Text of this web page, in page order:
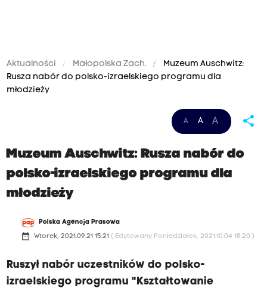
Aktualności Małopolska Zach.
Muzeum Auschwitz:
Rusza nabór do polsko-izraelskiego programu dla
młodzieży
A A A share
Muzeum Auschwitz: Rusza nabór do
polsko-izraelskiego programu dla
młodzieży
Polska Agencja Prasowa
date_range Wtorek, 2021.09.21 15:21 ( Edytowany Poniedziałek, 2021.10.04 18:20 )
Ruszył nabór uczestników do polsko-
izraelskiego programu "Kształtowanie